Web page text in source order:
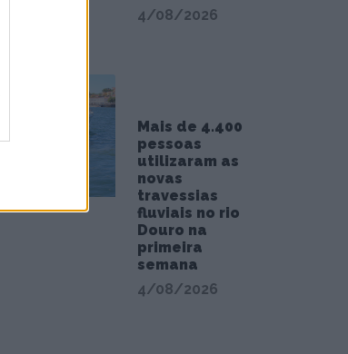
4/08/2026
Mais de 4.400
pessoas
utilizaram as
novas
travessias
fluviais no rio
Douro na
primeira
semana
4/08/2026